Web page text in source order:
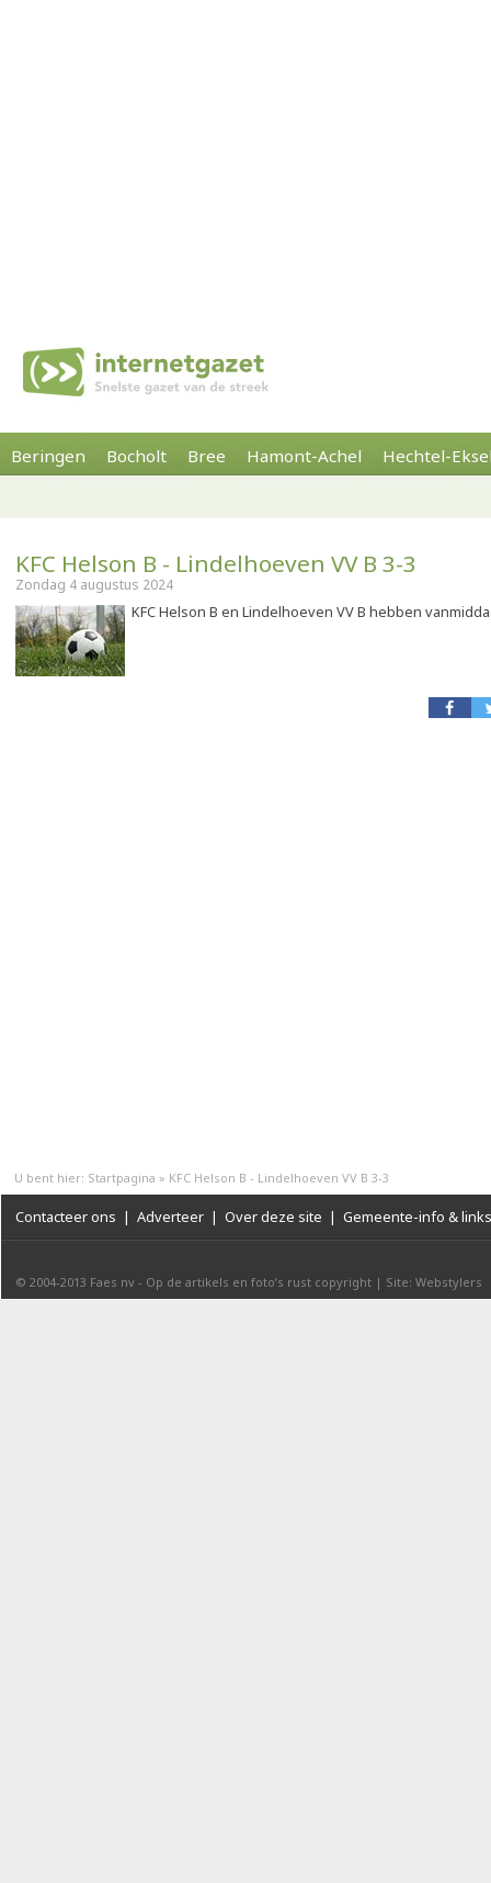
Beringen Bocholt Bree Hamont-Achel Hechtel-
KFC Helson B - Lindelhoeven VV B 3-3
Zondag 4 augustus 2024
KFC Helson B en Lindelhoeven VV B hebben
U bent hier: Startpagina » KFC Helson B - Lindelhoeven VV B 3-3
Contacteer ons | Adverteer | Over deze site | Gemeente-info & links
© 2004-2013 Faes nv - Op de artikels en foto’s rust copyright | Site: Webstylers